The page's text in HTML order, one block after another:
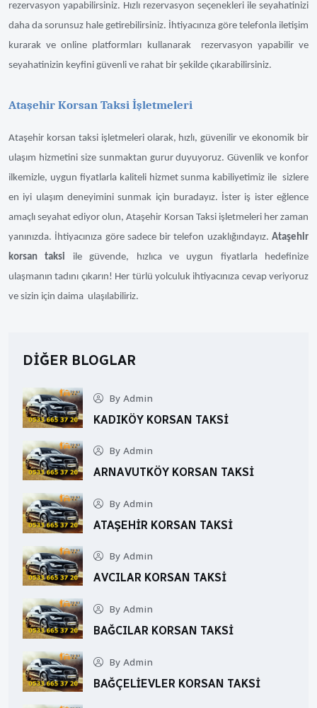
rezervasyon yapabilirsiniz. Hızlı rezervasyon seçenekleri ile seyahatinizi
daha da sorunsuz hale getirebilirsiniz. İhtiyacınıza göre telefonla iletişim
kurarak ve online platformları kullanarak rezervasyon yapabilir ve
seyahatinizin keyfini güvenli ve rahat bir şekilde çıkarabilirsiniz.
Ataşehir Korsan Taksi İşletmeleri
Ataşehir korsan taksi işletmeleri olarak, hızlı, güvenilir ve ekonomik bir
ulaşım hizmetini size sunmaktan gurur duyuyoruz. Güvenlik ve konfor
ilkemizle, uygun fiyatlarla kaliteli hizmet sunma kabiliyetimiz ile sizlere
en iyi ulaşım deneyimini sunmak için buradayız. İster iş ister eğlence
amaçlı seyahat ediyor olun, Ataşehir Korsan Taksi işletmeleri her zaman
yanınızda. İhtiyacınıza göre sadece bir telefon uzaklığındayız. Ataşehir
korsan taksi ile güvende, hızlıca ve uygun fiyatlarla hedefinize
ulaşmanın tadını çıkarın! Her türlü yolculuk ihtiyacınıza cevap veriyoruz
ve sizin için daima ulaşılabiliriz.
DIĞER BLOGLAR
By Admin
KADIKÖY KORSAN TAKSI
By Admin
ARNAVUTKÖY KORSAN TAKSI
By Admin
ATAŞEHIR KORSAN TAKSI
By Admin
AVCILAR KORSAN TAKSI
By Admin
BAĞCILAR KORSAN TAKSI
By Admin
BAĞÇELIEVLER KORSAN TAKSI